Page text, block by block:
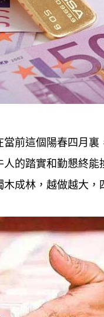
前這個陽春四月
的踏實和勤懇終
成林，越做越大